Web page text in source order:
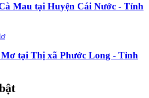
Mau tại Huyện Cái Nước - Tỉnh
tại Thị xã Phước Long - Tỉnh